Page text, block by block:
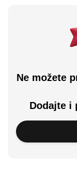
Ne možete
Dodajte i